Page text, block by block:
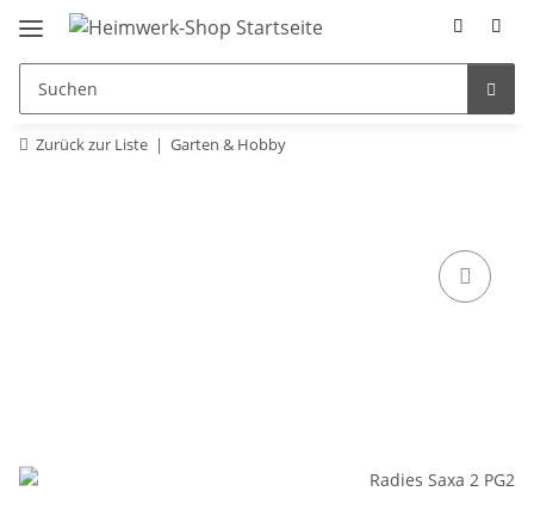
Zurück zur Liste Garten & Hobby